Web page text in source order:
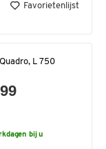
Favorietenlijst
L 750
bij u